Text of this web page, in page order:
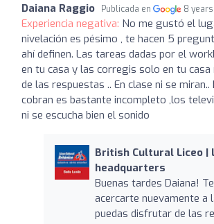
Daiana Raggio Publicada en 8
Experiencia negativa: No me gustó el
nivelación es pésimo , te hacen 5
ahí definen. Las tareas dadas por el
en tu casa y las corregis solo en tu casa
de las respuestas .. En clase ni se
cobran es bastante incompleto ,los
ni se escucha bien el sonido
British Cultural Liceo |
headquarters
Buenas tardes Daiana!
acercarte nuevamente a
puedas disfrutar de las